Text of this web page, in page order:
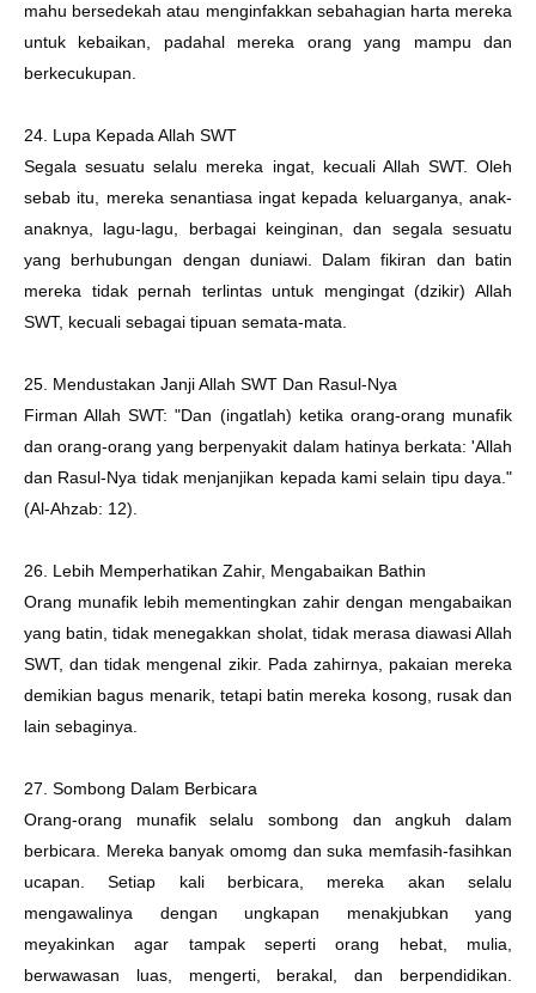
mahu bersedekah atau menginfakkan sebahagian harta mereka
untuk kebaikan, padahal mereka orang yang mampu dan
berkecukupan.
24. Lupa Kepada Allah SWT
Segala sesuatu selalu mereka ingat, kecuali Allah SWT. Oleh
sebab itu, mereka senantiasa ingat kepada keluarganya, anak-
anaknya, lagu-lagu, berbagai keinginan, dan segala sesuatu
yang berhubungan dengan duniawi. Dalam fikiran dan batin
mereka tidak pernah terlintas untuk mengingat (dzikir) Allah
SWT, kecuali sebagai tipuan semata-mata.
25. Mendustakan Janji Allah SWT Dan Rasul-Nya
Firman Allah SWT: "Dan (ingatlah) ketika orang-orang munafik
dan orang-orang yang berpenyakit dalam hatinya berkata: 'Allah
dan Rasul-Nya tidak menjanjikan kepada kami selain tipu daya."
(Al-Ahzab: 12).
26. Lebih Memperhatikan Zahir, Mengabaikan Bathin
Orang munafik lebih mementingkan zahir dengan mengabaikan
yang batin, tidak menegakkan sholat, tidak merasa diawasi Allah
SWT, dan tidak mengenal zikir. Pada zahirnya, pakaian mereka
demikian bagus menarik, tetapi batin mereka kosong, rusak dan
lain sebaginya.
27. Sombong Dalam Berbicara
Orang-orang munafik selalu sombong dan angkuh dalam
berbicara. Mereka banyak omomg dan suka memfasih-fasihkan
ucapan. Setiap kali berbicara, mereka akan selalu
mengawalinya dengan ungkapan menakjubkan yang
meyakinkan agar tampak seperti orang hebat, mulia,
berwawasan luas, mengerti, berakal, dan berpendidikan.